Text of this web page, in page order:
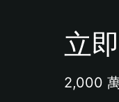
立
2,000